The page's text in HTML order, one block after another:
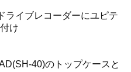
ライブレコーダーにユピテ
け
40)のトップケースと